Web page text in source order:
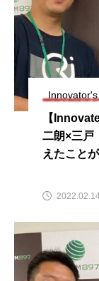
Innovator's
【
二朗×三
えたこと